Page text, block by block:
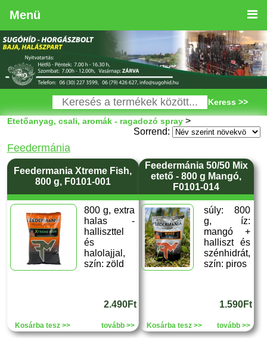
Menü
Keress >>
Etetőanyag, csali, aromák - ragadozó spray>
Sorrend:
Feedermánia
Feedermania Xtreme Fish,
800 g, F0101-001
800 g, extra
halas -
halliszttel
és
halolajjal,
szín: zöld
2.490Ft
Kosárba tesz >> tovább >>
Feedermánia 50/50 Mix
etető - 800 g Mangó,
F0101-014
súly: 800
g, íz:
mangó +
halliszt és
szénhidrát,
szín: piros
1.590Ft
Kosárba tesz >> tovább >>